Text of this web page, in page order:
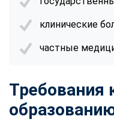
клинические
частные
Требования